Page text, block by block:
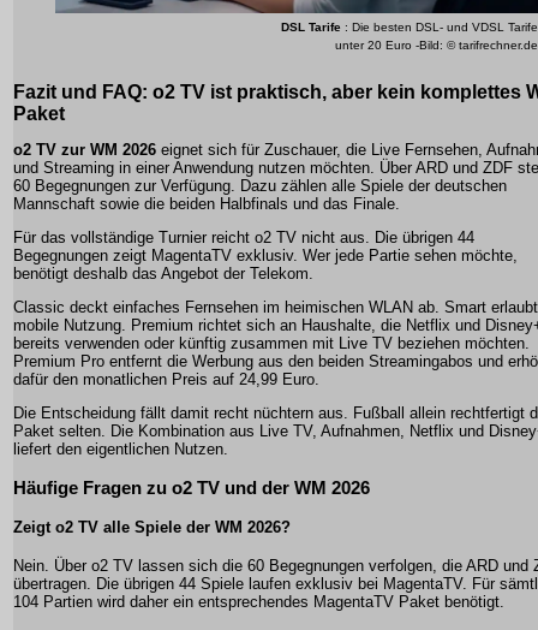
DSL Tarife : Die besten DSL- und VDSL Tarife
unter 20 Euro -Bild: © tarifrechner.de
Fazit und FAQ: o2 TV ist praktisch, aber kein komplettes
Paket
o2 TV zur WM 2026 eignet sich für Zuschauer, die Live Fernsehen,
und Streaming in einer Anwendung nutzen möchten. Über ARD und ZDF
60 Begegnungen zur Verfügung. Dazu zählen alle Spiele der deutschen
Mannschaft sowie die beiden Halbfinals und das Finale.
Für das vollständige Turnier reicht o2 TV nicht aus. Die übrigen 44
Begegnungen zeigt MagentaTV exklusiv. Wer jede Partie sehen möchte,
benötigt deshalb das Angebot der Telekom.
Classic deckt einfaches Fernsehen im heimischen WLAN ab. Smart
mobile Nutzung. Premium richtet sich an Haushalte, die Netflix und
bereits verwenden oder künftig zusammen mit Live TV beziehen möchten.
Premium Pro entfernt die Werbung aus den beiden Streamingabos und
dafür den monatlichen Preis auf 24,99 Euro.
Die Entscheidung fällt damit recht nüchtern aus. Fußball allein rechtfertigt
Paket selten. Die Kombination aus Live TV, Aufnahmen, Netflix und
liefert den eigentlichen Nutzen.
Häufige Fragen zu o2 TV und der WM 2026
Zeigt o2 TV alle Spiele der WM 2026?
Nein. Über o2 TV lassen sich die 60 Begegnungen verfolgen, die ARD und
übertragen. Die übrigen 44 Spiele laufen exklusiv bei MagentaTV. Für
104 Partien wird daher ein entsprechendes MagentaTV Paket benötigt.